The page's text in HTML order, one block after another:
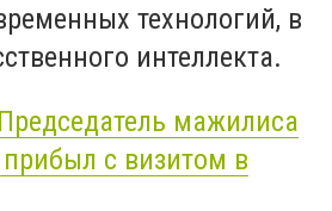
технологий, в
интеллекта.
Председатель мажилиса
с визитом в